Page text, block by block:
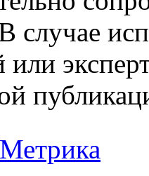
случае
или